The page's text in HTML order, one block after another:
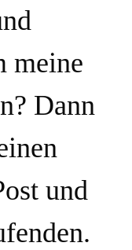
meine
Dann
und